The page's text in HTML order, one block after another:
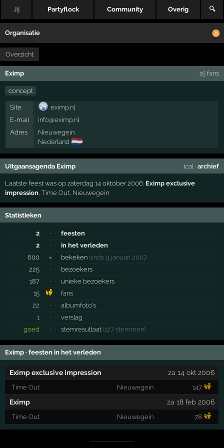
Jij Partyflock Community Overig 🔍
Organisatie
Overzicht
Eximp 15 fans
concept
Site
eximp.nl
E-mail
info@eximp.nl
Adres
Nieuwegein
Nederland 🇳🇱
Uitgaansagenda Eximp ical · archief
Laatste feest was op zaterdag 14 oktober 2006: Eximp exclusive
impression ,Time Out Nieuwegein
Statistieken
2 ·
feesten
2
·
in het verleden
600
× bekeken sinds 9 januari 2007
225
·
bezoekers
187
·
unieke bezoekers
15
fans
22
·
albumfoto's
1
·
verslag
goed
· stemresultaat (127 stemmen)
Eximp · feesten in het verleden
Eximp exclusive impression za 14 okt 2006
Time Out Nieuwegein 147
Eximp za 18 feb 2006
Time Out Nieuwegein 78